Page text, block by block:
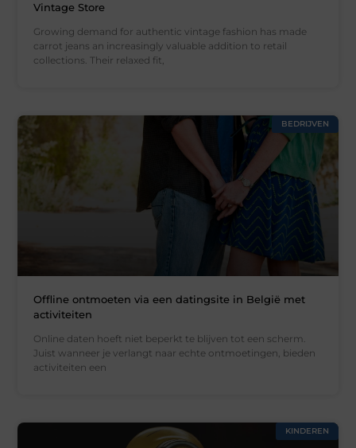
Vintage Store
Growing demand for authentic vintage fashion has made
carrot jeans an increasingly valuable addition to retail
collections. Their relaxed fit,
BEDRIJVEN
Offline ontmoeten via een datingsite in België met
activiteiten
Online daten hoeft niet beperkt te blijven tot een scherm.
Juist wanneer je verlangt naar echte ontmoetingen, bieden
activiteiten een
KINDEREN